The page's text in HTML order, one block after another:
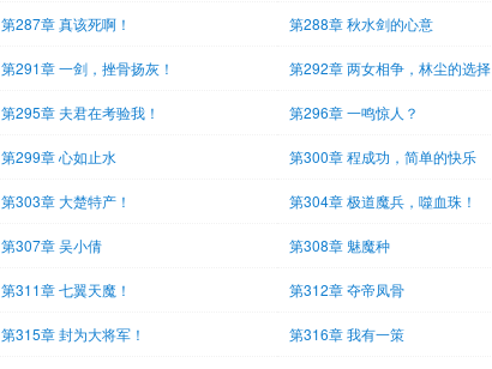
第287章 真该死啊！ 第288章 秋水剑的心意
第291章 一剑，挫骨扬灰！ 第292章 两女相争，林尘的选择
第295章 夫君在考验我！ 第296章 一鸣惊人？
第299章 心如止水 第300章 程成功，简单的快乐
第303章 大楚特产！ 第304章 极道魔兵，噬血珠！
第307章 吴小倩 第308章 魅魔种
第311章 七翼天魔！ 第312章 夺帝凤骨
第315章 封为大将军！ 第316章 我有一策